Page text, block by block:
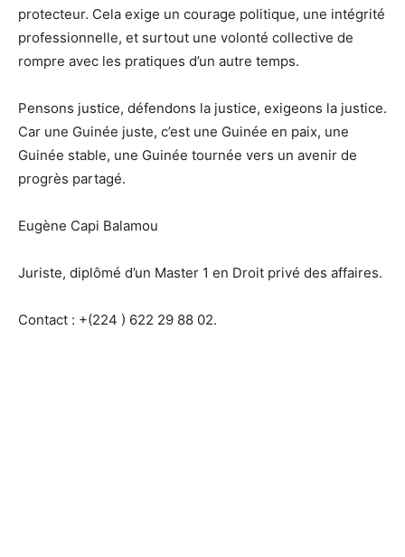
protecteur. Cela exige un courage politique, une intégrité
professionnelle, et surtout une volonté collective de
rompre avec les pratiques d’un autre temps.
Pensons justice, défendons la justice, exigeons la justice.
Car une Guinée juste, c’est une Guinée en paix, une
Guinée stable, une Guinée tournée vers un avenir de
progrès partagé.
Eugène Capi Balamou
Juriste, diplômé d’un Master 1 en Droit privé des affaires.
Contact : +(224 ) 622 29 88 02.